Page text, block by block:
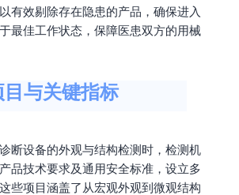
有效剔除存在隐患的产品，确保进入
最佳工作状态，保障医患双方的用械
与关键指标
断设备的外观与结构检测时，检测机
品技术要求及通用安全标准，设立多
些项目涵盖了从宏观外观到微观结构